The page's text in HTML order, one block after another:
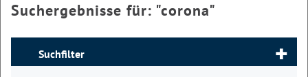
Suchergebnisse für: "corona"
Suchfilter